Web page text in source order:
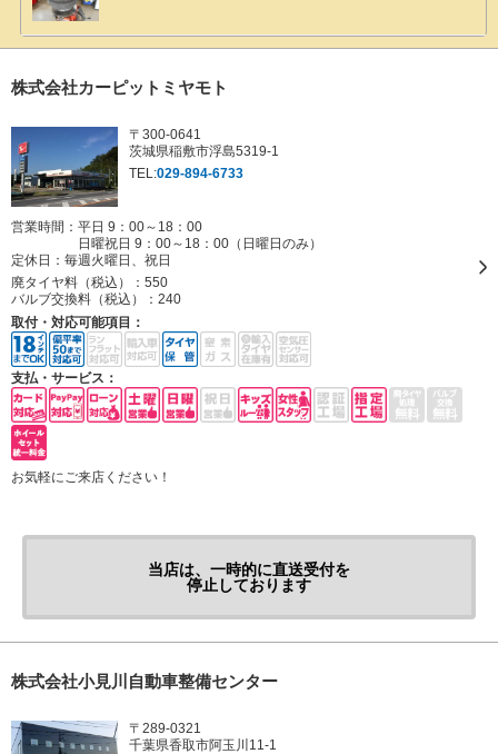
株式会社カーピットミヤモト
〒300-0641
茨城県稲敷市浮島5319-1
TEL:029-894-6733
営業時間：平日 9：00～18：00
日曜祝日 9：00～18：00（日曜日のみ）
定休日： 毎週火曜日、祝日
廃タイヤ料（税込）： 550
バルブ交換料（税込）： 240
取付・対応可能項目：
支払・サービス：
お気軽にご来店ください！
当店は、一時的に直送受付を
停止しております
株式会社小見川自動車整備センター
〒289-0321
千葉県香取市阿玉川11-1